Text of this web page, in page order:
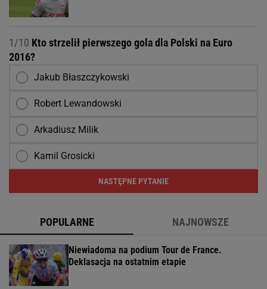
1/10 Kto strzelił pierwszego gola dla Polski na Euro
2016?
Jakub Błaszczykowski
Robert Lewandowski
Arkadiusz Milik
Kamil Grosicki
NASTĘPNE PYTANIE
POPULARNE NAJNOWSZE
Niewiadoma na podium Tour de France.
Deklasacja na ostatnim etapie